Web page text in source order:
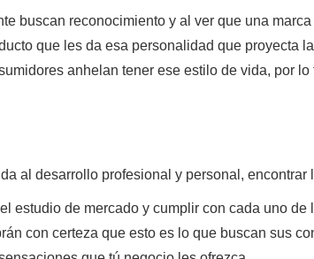
buscan reconocimiento y al ver que una
que les da esa personalidad que proyecta
anhelan tener ese estilo de vida, por lo
al desarrollo profesional y personal, encontrar
estudio de mercado y cumplir con cada uno de
con certeza que esto es lo que buscan sus